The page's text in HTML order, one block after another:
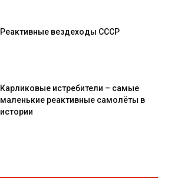
Реактивные вездеходы СССР
Карликовые истребители – самые
маленькие реактивные самолёты в
истории